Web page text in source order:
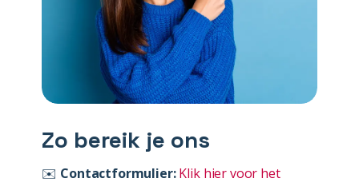
Zo bereik je ons
✉️ Contactformulier: Klik hier voor het